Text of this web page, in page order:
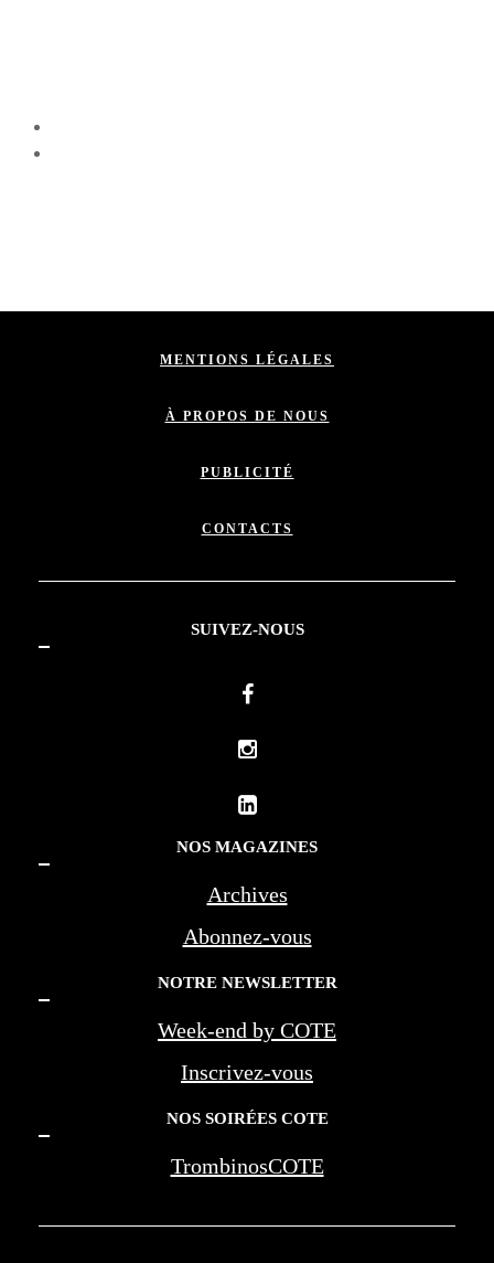
MENTIONS LÉGALES
À PROPOS DE NOUS
PUBLICITÉ
CONTACTS
SUIVEZ-NOUS
NOS MAGAZINES
Archives
Abonnez-vous
NOTRE NEWSLETTER
Week-end by COTE
Inscrivez-vous
NOS SOIRÉES COTE
TrombinosCOTE